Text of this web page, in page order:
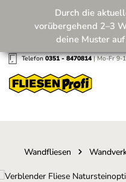
Zum Hauptinhalt springen
Durch die
vorübergehend 2–3
deine Muster
Telefon0351 - 8470814| Mo-Fr 9-
Wandfliesen
Bildergalerie überspringen